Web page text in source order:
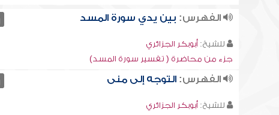
الفهرس: بين يدي سورة المسد
للشيخ: أبوبكر الجزائري
جزء من محاضرة ( تفسير سورة المسد)
الفهرس:التوجه إلى منى
للشيخ: أبوبكر الجزائري